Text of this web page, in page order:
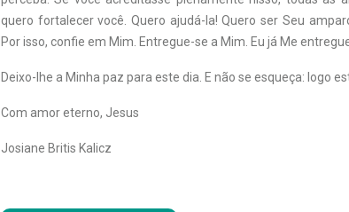
quero fortalecer você. Quero ajudá-la! Quero ser Seu
Por isso, confie em Mim. Entregue-se a Mim. Eu já Me
Deixo-lhe a Minha paz para este dia. E não se esqueça: logo
Com amor eterno, Jesus
Josiane Britis Kalicz